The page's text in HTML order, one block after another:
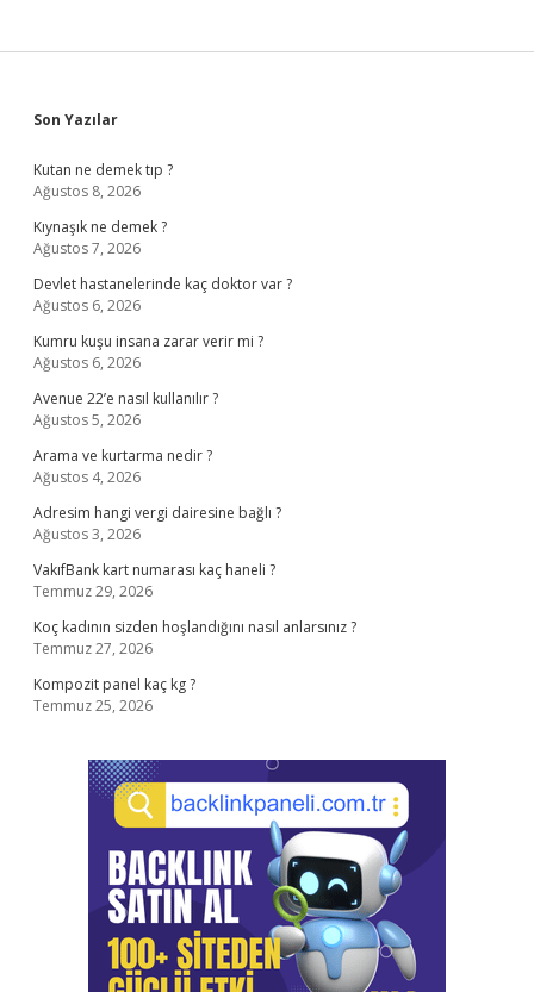
Sidebar
Son Yazılar
Kutan ne demek tıp ?
Ağustos 8, 2026
Kıynaşık ne demek ?
Ağustos 7, 2026
Devlet hastanelerinde kaç doktor var ?
Ağustos 6, 2026
Kumru kuşu insana zarar verir mi ?
Ağustos 6, 2026
Avenue 22’e nasıl kullanılır ?
Ağustos 5, 2026
Arama ve kurtarma nedir ?
Ağustos 4, 2026
Adresim hangi vergi dairesine bağlı ?
Ağustos 3, 2026
VakıfBank kart numarası kaç haneli ?
Temmuz 29, 2026
Koç kadının sizden hoşlandığını nasıl anlarsınız ?
Temmuz 27, 2026
Kompozit panel kaç kg ?
Temmuz 25, 2026